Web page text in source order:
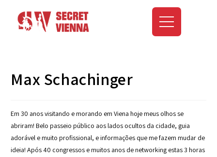
Max Schachinger
Em 30 anos visitando e morando em Viena hoje meus olhos se
abriram! Belo passeio público aos lados ocultos da cidade, guia
adorável e muito profissional, e informações que me fazem mudar de
ideia! Após 40 congressos e muitos anos de networking estas 3 horas